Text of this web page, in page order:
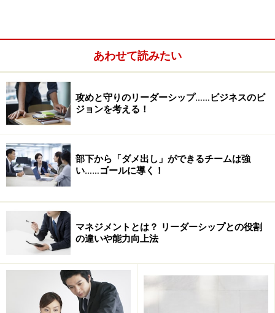
あわせて読みたい
攻めと守りのリーダーシップ……ビジネスのビ
ジョンを考える！
部下から「ダメ出し」ができるチームは強
い……ゴールに導く！
マネジメントとは？ リーダーシップとの役割
の違いや能力向上法